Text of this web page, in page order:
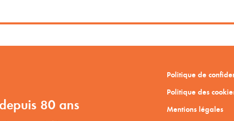
80 ans
Politique de
Politique des
Mentions légales